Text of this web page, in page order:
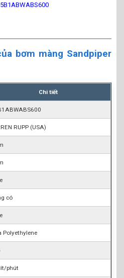
bơm màng Sandpiper
Chi tiết
RUPP (USA)
có
Polyethylene
phút